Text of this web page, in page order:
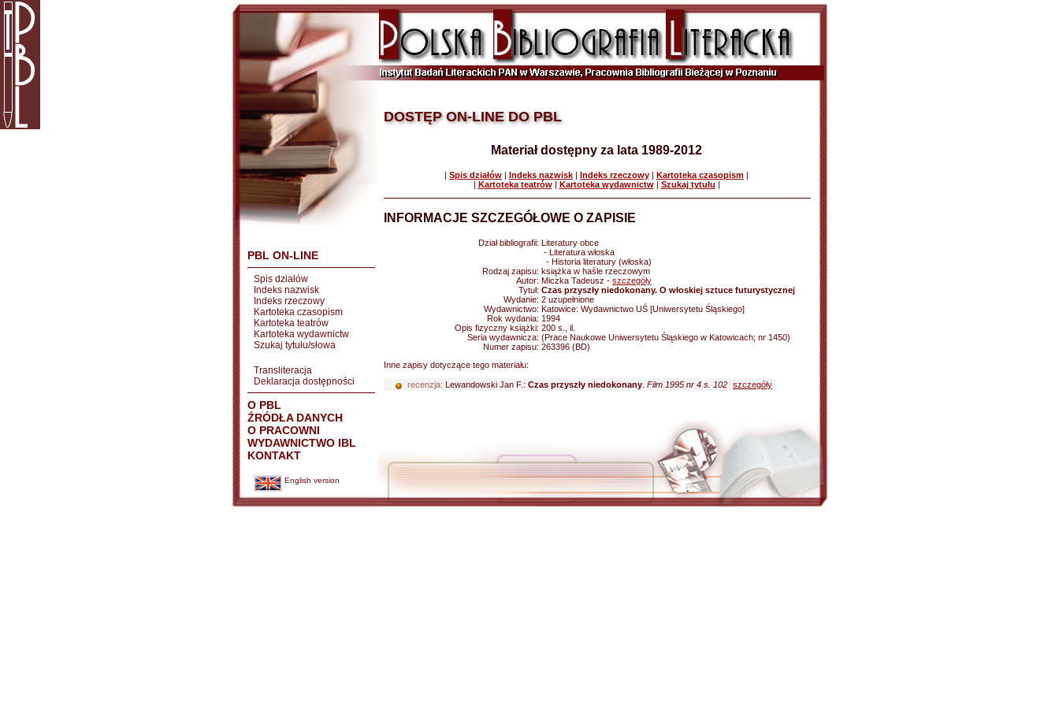
PBL ON-LINE
Spis działów
Indeks nazwisk
Indeks rzeczowy
Kartoteka czasopism
Kartoteka teatrów
Kartoteka wydawnictw
Szukaj tytułu/słowa
Transliteracja
Deklaracja dostępności
O PBL
ŹRÓDŁA DANYCH
O PRACOWNI
WYDAWNICTWO IBL
KONTAKT
English version
DOSTĘP ON-LINE DO PBL
Materiał dostępny za lata 1989-2012
| Spis działów | Indeks nazwisk | Indeks rzeczowy | Kartoteka czasopism |
| Kartoteka teatrów| Kartoteka wydawnictw| Szukaj tytułu |
INFORMACJE SZCZEGÓŁOWE O ZAPISIE
Dział bibliografii: Literatury obce
- Literatura włoska
- Historia literatury (włoska)
Rodzaj zapisu: książka w haśle rzeczowym
Autor: Miczka Tadeusz - szczegóły
Tytuł: Czas przyszły niedokonany. O włoskiej sztuce futurystycznej
Wydanie: 2 uzupełnione
Wydawnictwo: Katowice: Wydawnictwo UŚ [Uniwersytetu Śląskiego]
Rok wydania: 1994
Opis fizyczny książki: 200 s., il.
Seria wydawnicza: (Prace Naukowe Uniwersytetu Śląskiego w Katowicach; nr 1450)
Numer zapisu: 263396 (BD)
Inne zapisy dotyczące tego materiału:
recenzja: Lewandowski Jan F.: Czas przyszły niedokonany Film 1995 nr 4 s. 102 szczegóły